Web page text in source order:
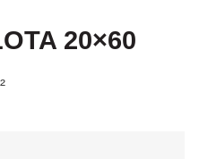
20×60